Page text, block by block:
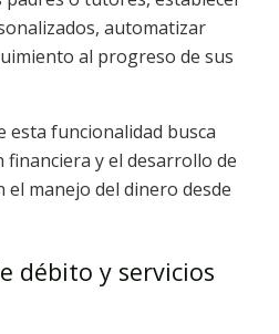
automatizar
al progreso de sus
esta funcionalidad busca
y el desarrollo de
manejo del dinero desde
débito y servicios